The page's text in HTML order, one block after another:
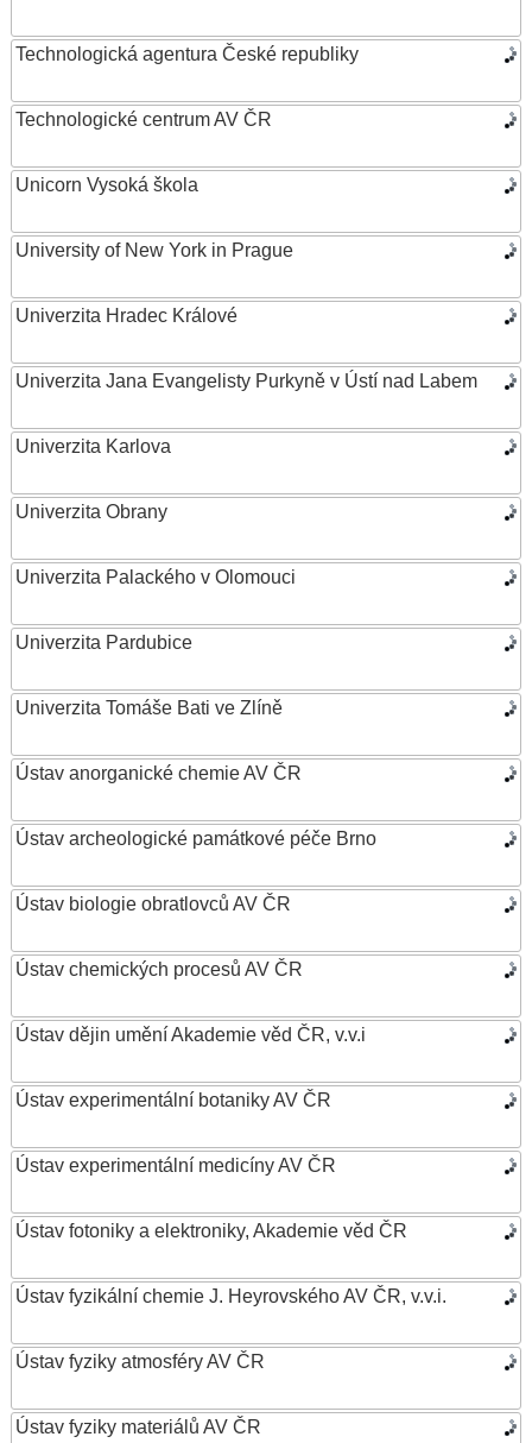
Technologická agentura České republiky
Technologické centrum AV ČR
Unicorn Vysoká škola
University of New York in Prague
Univerzita Hradec Králové
Univerzita Jana Evangelisty Purkyně v Ústí nad Labem
Univerzita Karlova
Univerzita Obrany
Univerzita Palackého v Olomouci
Univerzita Pardubice
Univerzita Tomáše Bati ve Zlíně
Ústav anorganické chemie AV ČR
Ústav archeologické památkové péče Brno
Ústav biologie obratlovců AV ČR
Ústav chemických procesů AV ČR
Ústav dějin umění Akademie věd ČR, v.v.i
Ústav experimentální botaniky AV ČR
Ústav experimentální medicíny AV ČR
Ústav fotoniky a elektroniky, Akademie věd ČR
Ústav fyzikální chemie J. Heyrovského AV ČR, v.v.i.
Ústav fyziky atmosféry AV ČR
Ústav fyziky materiálů AV ČR